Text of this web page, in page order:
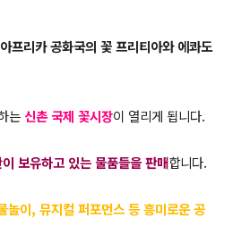
프리카 공화국의 꽃 프리티아와 에콰도
는 신촌 국제 꽃시장이 열리게 됩니다.
보유하고 있는 물품들을 판매합니다.
놀이, 뮤지컬 퍼포먼스 등 흥미로운 공